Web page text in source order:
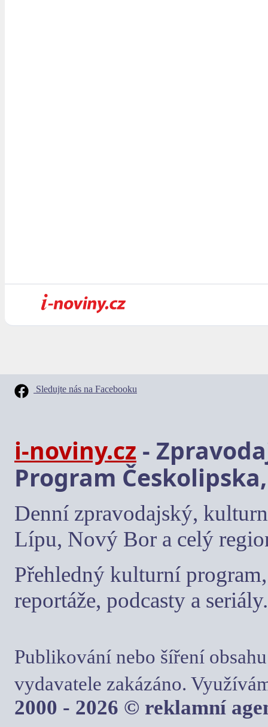
Sledujte nás na Facebooku
i-noviny.cz -
Program
Denní zpravodajský,
Lípu, Nový Bor a celý
Přehledný kulturní
reportáže, podcasty a seriály.
Publikování nebo šíření
vydavatele zakázáno.
2000 - 2026 © reklamní